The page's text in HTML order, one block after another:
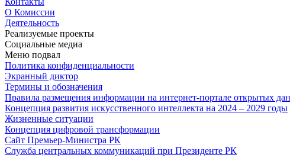
О Комиссии
Деятельность
Реализуемые проекты
Социальные медиа
Меню подвал
Политика конфиденциальности
Экранный диктор
Термины и обозначения
Правила размещения информации на интернет-портале открытых
Концепция развития искусственного интеллекта на 2024 – 2029 годы
Жизненные ситуации
Концепция цифровой трансформации
Сайт Премьер-Министра РК
Служба центральных коммуникаций при Президенте РК